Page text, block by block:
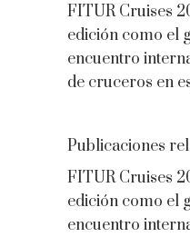
FITUR Cruises
edición como el
encuentro
de cruceros en
Publicaciones
FITUR Cruises
edición como el
encuentro